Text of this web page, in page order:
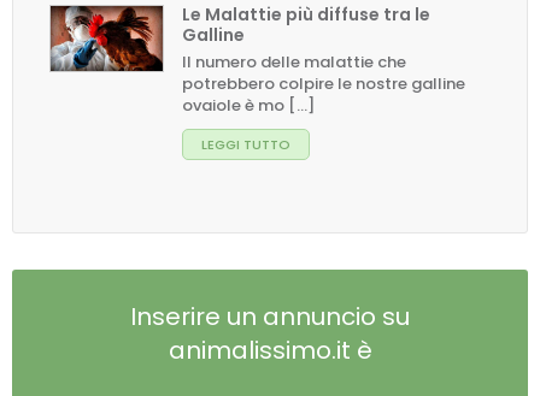
Le Malattie più diffuse tra le
Galline
Il numero delle malattie che
potrebbero colpire le nostre galline
ovaiole è mo [...]
LEGGI TUTTO
Inserire un annuncio su
animalissimo.it è